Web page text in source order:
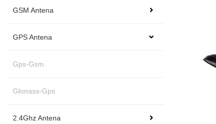
GSM Antena
GPS Antena
Gps-Gsm
Glonass-Gps
2.4Ghz Antena